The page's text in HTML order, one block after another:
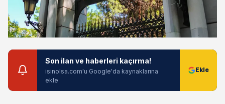
Son ilan ve haberleri kaçırma!
isinolsa.com'u Google'da kaynaklarına
ekle